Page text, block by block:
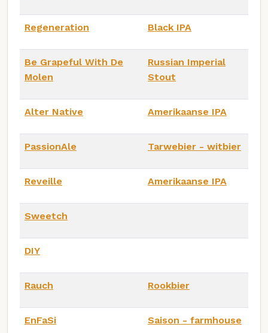
Regeneration Black IPA
Be Grapeful With De
Molen
Russian Imperial
Stout
Alter Native Amerikaanse IPA
PassionAle Tarwebier - witbier
Reveille Amerikaanse IPA
Sweetch
DIY
Rauch Rookbier
EnFaSi Saison - farmhouse